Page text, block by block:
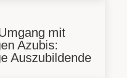
mit
Azubis:
Auszubildende